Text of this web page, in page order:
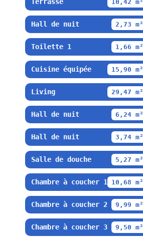
Terrasse 10,42 m²
Hall de nuit 2,73 m²
Toilette 1 1,66 m²
Cuisine équipée 15,90 m²
Living 29,47 m²
Hall de nuit 6,24 m²
Hall de nuit 3,74 m²
Salle de douche 5,27 m²
Chambre à coucher 1 10,68 m²
Chambre à coucher 2 9,99 m²
Chambre à coucher 3 9,50 m²